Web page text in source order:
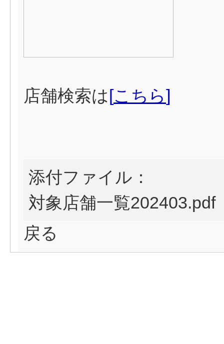
店舗検索は[こちら]
添付ファイル：
対象店舗一覧202403.pdf
戻る